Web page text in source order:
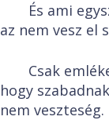
És ami
az nem vesz el
Csak
hogy
nem veszteség.